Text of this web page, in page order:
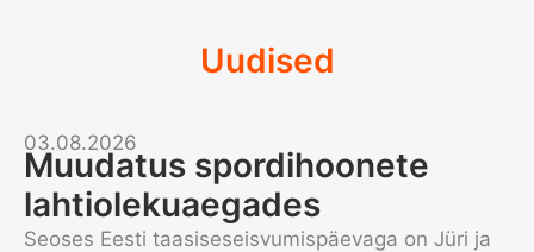
Uudised
03.08.2026
Muudatus spordihoonete
lahtiolekuaegades
Seoses Eesti taasiseseisvumispäevaga on Jüri ja